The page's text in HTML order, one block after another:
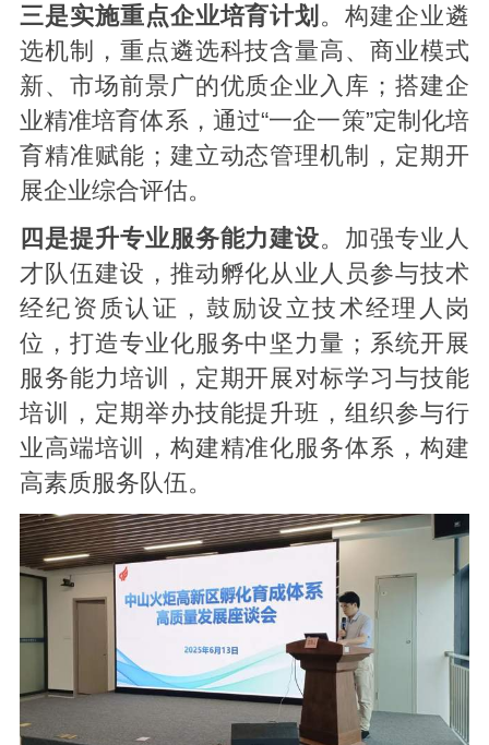
三是实施重点企业培育计划 。构建企业遴
选机制，重点遴选科技含量高、商业模式
新、市场前景广的优质企业入库；搭建企
业精准培育体系，通过“一企一策”定制化培
育精准赋能；建立动态管理机制，定期开
展企业综合评估。
四是提升专业服务能力建设。加强专业人
才队伍建设，推动孵化从业人员参与技术
经纪资质认证，鼓励设立技术经理人岗
位，打造专业化服务中坚力量；系统开展
服务能力培训，定期开展对标学习与技能
培训，定期举办技能提升班，组织参与行
业高端培训，构建精准化服务体系，构建
高素质服务队伍。